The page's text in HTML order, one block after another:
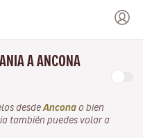
A ANCONA
desde Ancona o bien
también puedes volar a